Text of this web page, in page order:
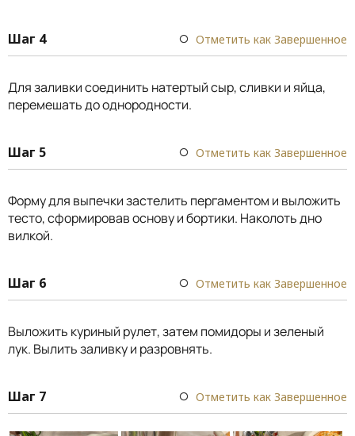
Шаг 4 Отметить как Завершенное
Для заливки соединить натертый сыр, сливки и яйца,
перемешать до однородности.
Шаг 5 Отметить как Завершенное
Форму для выпечки застелить пергаментом и выложить
тесто, сформировав основу и бортики. Наколоть дно
вилкой.
Шаг 6 Отметить как Завершенное
Выложить куриный рулет, затем помидоры и зеленый
лук. Вылить заливку и разровнять.
Шаг 7 Отметить как Завершенное